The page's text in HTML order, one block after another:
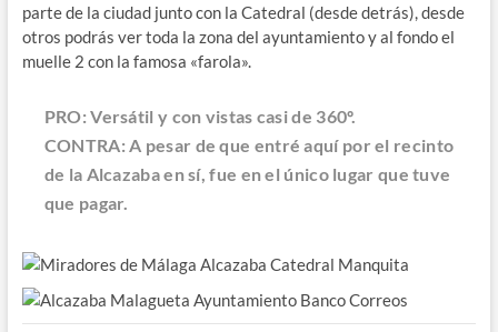
parte de la ciudad junto con la Catedral (desde detrás), desde
otros podrás ver toda la zona del ayuntamiento y al fondo el
muelle 2 con la famosa «farola».
PRO: Versátil y con vistas casi de 360º.
CONTRA: A pesar de que entré aquí por el recinto
de la Alcazaba en sí, fue en el único lugar que tuve
que pagar.